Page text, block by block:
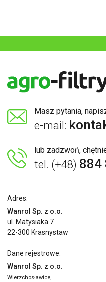
Masz pytania,
e-mail:
lub zadzwoń,
tel. (+48) 884
Adres:
Wanrol Sp. z o.o.
ul. Matysiaka 7
22-300 Krasnystaw
Dane rejestrowe:
Wanrol Sp. z o.o.
Wierzchosławice,